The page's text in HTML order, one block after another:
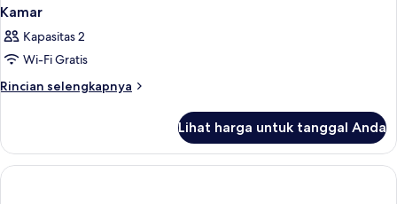
Kamar
Kapasitas 2
Wi-Fi Gratis
Rincian selengkapnya
Rincian
Kamar
Lihat harga untuk tanggal Anda